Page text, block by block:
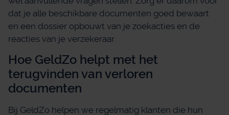
dat je alle beschikbare documenten goed bewaart
en een dossier opbouwt van je zoekacties en de
reacties van je verzekeraar.
Hoe GeldZo helpt met het
terugvinden van verloren
documenten
Bij GeldZo helpen we regelmatig klanten die hun